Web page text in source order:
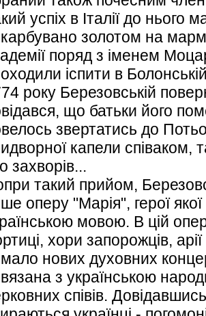
успіх в Італії до нього
золотом на
поряд з іменем
іспити в
року Березовській
що батьки його
звертатись до
капели співаком,
захворів...
такий прийом,
оперу "Марія", герої
мовою. В цій
хори запорожців,
нових духовних
з українською
співів.